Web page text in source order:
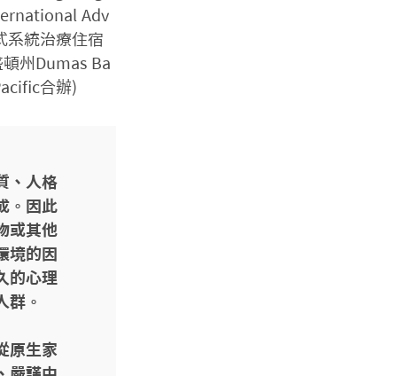
Adv
統治療住宿
州Dumas Ba
合辦)
、人格
。因此
或其他
境的因
的心理
群。
原生家